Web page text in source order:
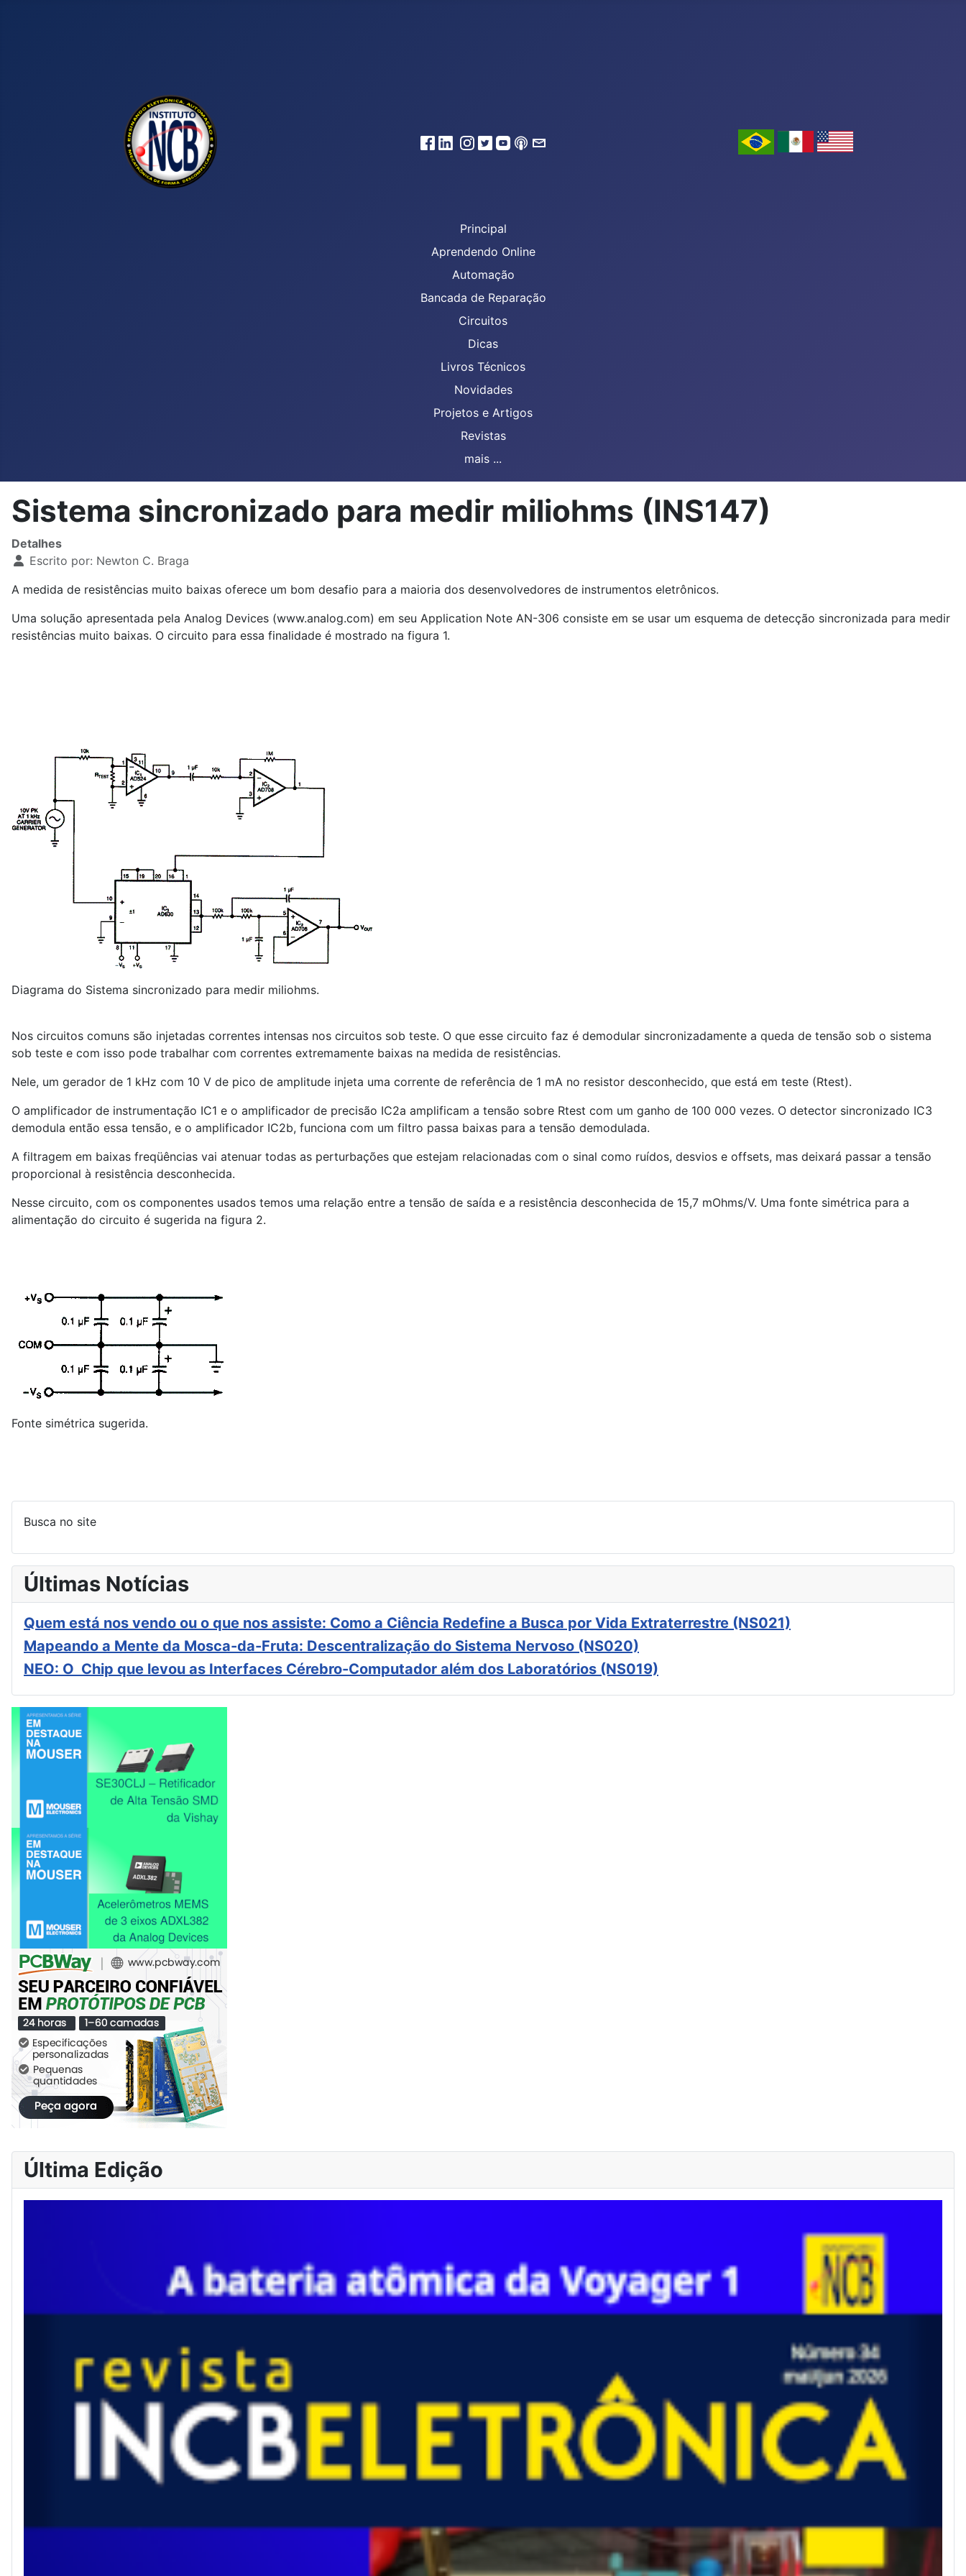
Principal
Aprendendo Online
Automação
Bancada de Reparação
Circuitos
Dicas
Livros Técnicos
Novidades
Projetos e Artigos
Revistas
mais ...
Sistema sincronizado para medir miliohms (INS147)
Detalhes
Escrito por: Newton C. Braga
A medida de resistências muito baixas oferece um bom desafio para a maioria dos desenvolvedores de instrumentos eletrônicos.
Uma solução apresentada pela Analog Devices (www.analog.com) em seu Application Note AN-306 consiste em se usar um esquema de detecção sincronizada para medir
resistências muito baixas. O circuito para essa finalidade é mostrado na figura 1.
Diagrama do Sistema sincronizado para medir miliohms.
Nos circuitos comuns são injetadas correntes intensas nos circuitos sob teste. O que esse circuito faz é demodular sincronizadamente a queda de tensão sob o sistema
sob teste e com isso pode trabalhar com correntes extremamente baixas na medida de resistências.
Nele, um gerador de 1 kHz com 10 V de pico de amplitude injeta uma corrente de referência de 1 mA no resistor desconhecido, que está em teste (Rtest).
O amplificador de instrumentação IC1 e o amplificador de precisão IC2a amplificam a tensão sobre Rtest com um ganho de 100 000 vezes. O detector sincronizado IC3
demodula então essa tensão, e o amplificador IC2b, funciona com um filtro passa baixas para a tensão demodulada.
A filtragem em baixas freqüências vai atenuar todas as perturbações que estejam relacionadas com o sinal como ruídos, desvios e offsets, mas deixará passar a tensão
proporcional à resistência desconhecida.
Nesse circuito, com os componentes usados temos uma relação entre a tensão de saída e a resistência desconhecida de 15,7 mOhms/V. Uma fonte simétrica para a
alimentação do circuito é sugerida na figura 2.
Fonte simétrica sugerida.
Busca no site
Últimas Notícias
Quem está nos vendo ou o que nos assiste: Como a Ciência Redefine a Busca por Vida Extraterrestre (NS021)
Mapeando a Mente da Mosca-da-Fruta: Descentralização do Sistema Nervoso (NS020)
NEO: O Chip que levou as Interfaces Cérebro-Computador além dos Laboratórios (NS019)
Última Edição